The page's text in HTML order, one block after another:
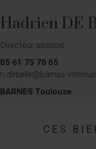
Hadrien DE
Directeur associé
05 61 75 70 65
h.debelle@barnes-
BARNES Toulouse
CES